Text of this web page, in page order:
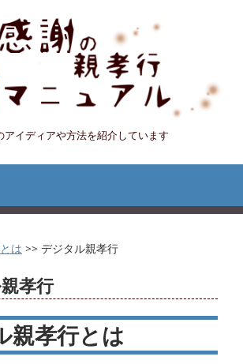
感
孝
行
アイディアや方法を紹介しています
は >> デジタル親孝行
孝行
親孝行とは